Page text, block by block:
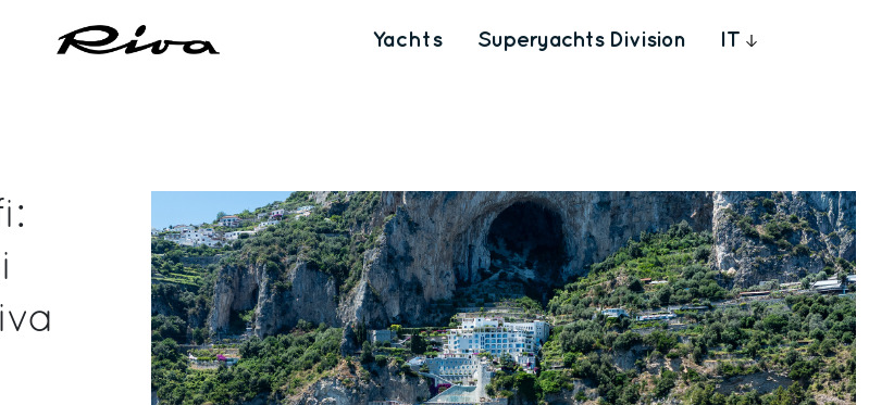
Yachts Superyachts Division IT